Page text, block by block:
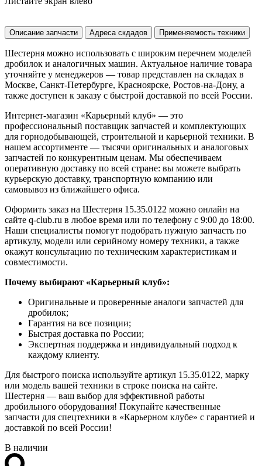
Описание запчасти Адреса скдадов Применяемость техники
Шестерня можно использовать с широким перечнем моделей
дробилок и аналогичных машин. Актуальное наличие товара
уточняйте у менеджеров — товар представлен на складах в
Москве, Санкт-Петербурге, Красноярске, Ростов-на-Дону, а
также доступен к заказу с быстрой доставкой по всей России.
Интернет-магазин «Карьерный клуб» — это
профессиональный поставщик запчастей и комплектующих
для горнодобывающей, строительной и карьерной техники. В
нашем ассортименте — тысячи оригинальных и аналоговых
запчастей по конкурентным ценам. Мы обеспечиваем
оперативную доставку по всей стране: вы можете выбрать
курьерскую доставку, транспортную компанию или
самовывоз из ближайшего офиса.
Оформить заказ на Шестерня 15.35.0122 можно онлайн на
сайте q-club.ru в любое время или по телефону с 9:00 до 18:00.
Наши специалисты помогут подобрать нужную запчасть по
артикулу, модели или серийному номеру техники, а также
окажут консультацию по техническим характеристикам и
совместимости.
Почему выбирают «Карьерный клуб»:
Оригинальные и проверенные аналоги запчастей для
дробилок;
Гарантия на все позиции;
Быстрая доставка по России;
Экспертная поддержка и индивидуальный подход к
каждому клиенту.
Для быстрого поиска используйте артикул 15.35.0122, марку
или модель вашей техники в строке поиска на сайте.
Шестерня — ваш выбор для эффективной работы
дробильного оборудования! Покупайте качественные
запчасти для спецтехники в «Карьерном клубе» с гарантией и
доставкой по всей России!
В наличии